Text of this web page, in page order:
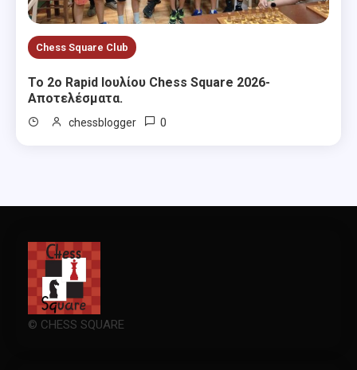
Chess Square Club
Το 2ο Rapid Ιουλίου Chess Square 2026-
Αποτελέσματα.
chessblogger 0
© CHESS SQUARE